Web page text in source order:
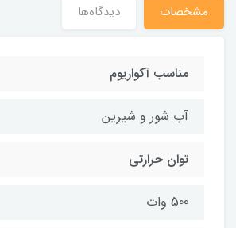
مشخصات دیدگاه‌ها
مناسب آکواریوم
آب شور و شیرین
توان حرارتی
500 وات